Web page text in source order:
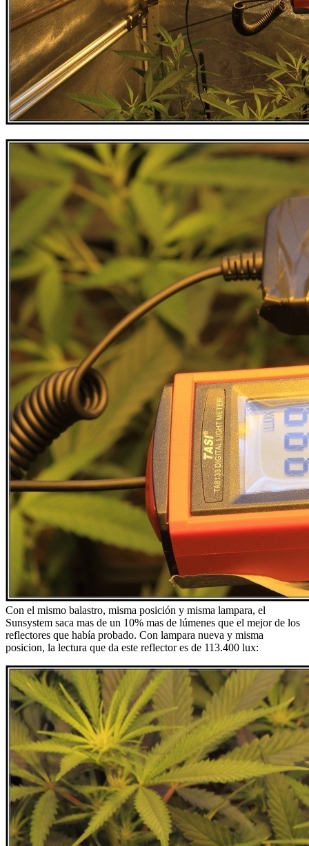
Con el mismo balastro, misma posición y misma lampara, el
Sunsystem saca mas de un 10% mas de lúmenes que el mejor de los
reflectores que había probado. Con lampara nueva y misma
posicion, la lectura que da este reflector es de 113.400 lux: